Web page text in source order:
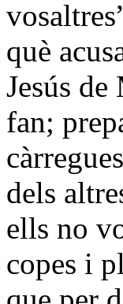
què
Jesús
fan;
dels
ells no
copes i